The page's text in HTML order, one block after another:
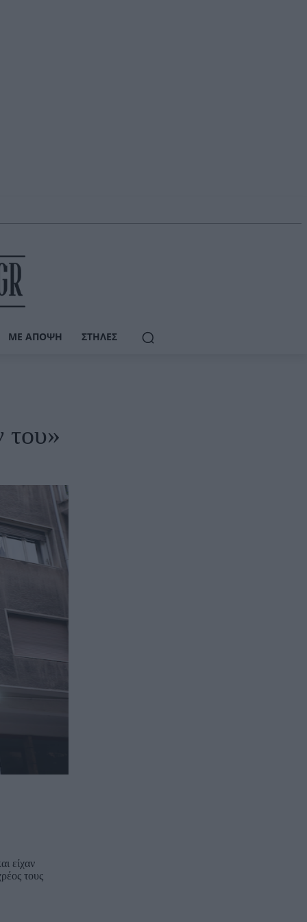
ΜΕ ΆΠΟΨΗ ΣΤΉΛΕΣ
του»
είχαν
τους